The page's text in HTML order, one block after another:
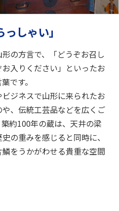
しゃい」
形の方言で、「どうぞお召し
入りください」といったお
です。
ジネスで山形に来られたお
、伝統工芸品などを広くご
約100年の蔵は、天井の梁
の重みを感じると同時に、
をうかがわせる貴重な空間